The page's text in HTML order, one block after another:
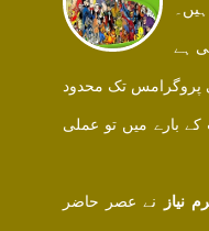
ہے
پروگرامس تک محدود
بارے میں تو عملی
نیاز نے عصر حاضر